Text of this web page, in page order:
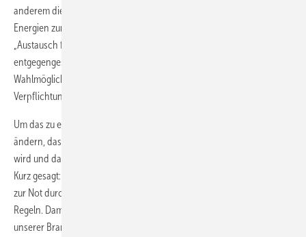
anderem die „Einführung einer Nutzungspflicht für erneuerbare
Energien zur Wärmebereitstellung im Gebäudebestand“ vor und den
„Austausch fossil befeuerter Heizungen“. Diese Absichten verlaufen
entgegengesetzt zur aktuellen Architektur der Förderprogramme. Die
Wahlmöglichkeit des Energieerzeugers ersetzt eine beschränkende
Verpflichtung.
Um das zu erreichen, will man „das Energiesteuergesetz dahingehend
ändern, dass der Einsatz von fossilen Heizenergieträgern verteuert
wird und daraus ein Anreiz zur Heizungsmodernisierung entsteht“.
Kurz gesagt: Auf Öl und Gas soll in absehbarer Zeit verzichtet werden,
zur Not durch hohen Druck über ordnungs- und finanzpolitische
Regeln. Damit hat Gabriels Kabinettskollegin Barbara Hendricks
unserer Branche (und dem Wirtschaftsminister) keinen Gefallen